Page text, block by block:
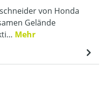
von Honda
Gelände
Mehr